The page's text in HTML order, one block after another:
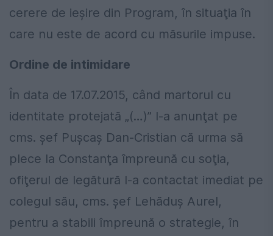
cerere de ieşire din Program, în situaţia în
care nu este de acord cu măsurile impuse.
Ordine de intimidare
În data de 17.07.2015, când martorul cu
identitate protejată „(…)” l-a anunţat pe
cms. şef Pușcaș Dan-Cristian că urma să
plece la Constanţa împreună cu soţia,
ofiţerul de legătură l-a contactat imediat pe
colegul său, cms. şef Lehăduș Aurel,
pentru a stabili împreună o strategie, în